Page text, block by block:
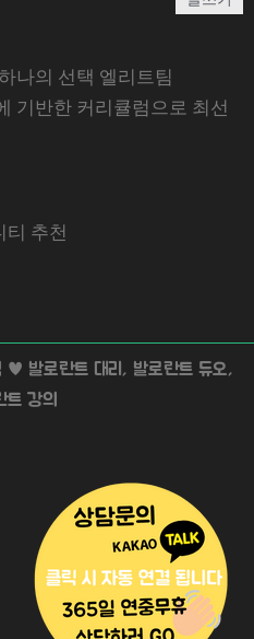
나의 선택 엘리트팀
기반한 커리큘럼으로 최선
티 추천
로란트 대리, 발로란트 듀오,
트 강의